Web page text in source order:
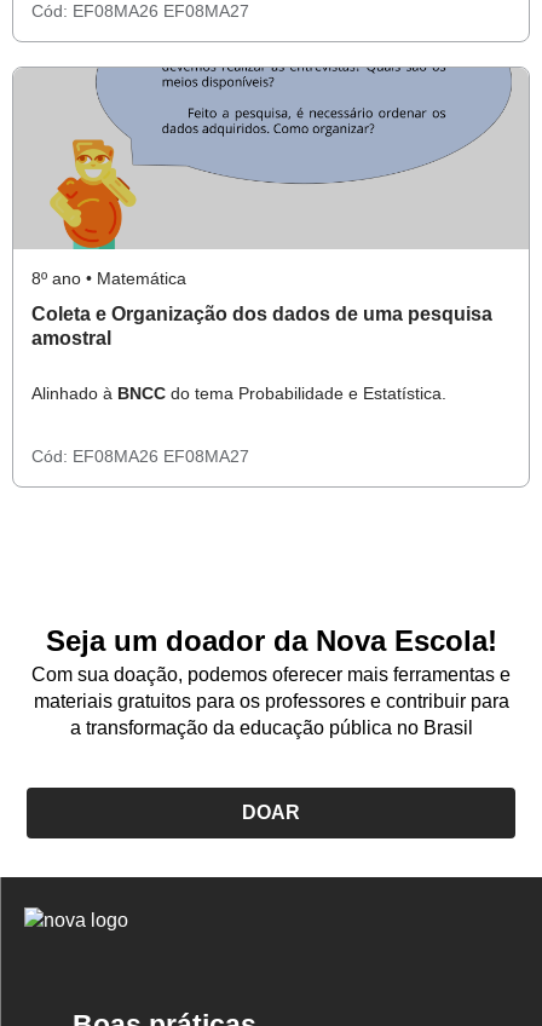
Cód: EF08MA26 EF08MA27
8º ano • Matemática
Coleta e Organização dos dados de uma pesquisa
amostral
Alinhado à BNCC do tema Probabilidade e Estatística.
Cód: EF08MA26 EF08MA27
Seja um doador da Nova Escola!
Com sua doação, podemos oferecer mais ferramentas e
materiais gratuitos para os professores e contribuir para
a transformação da educação pública no Brasil
DOAR
Logo